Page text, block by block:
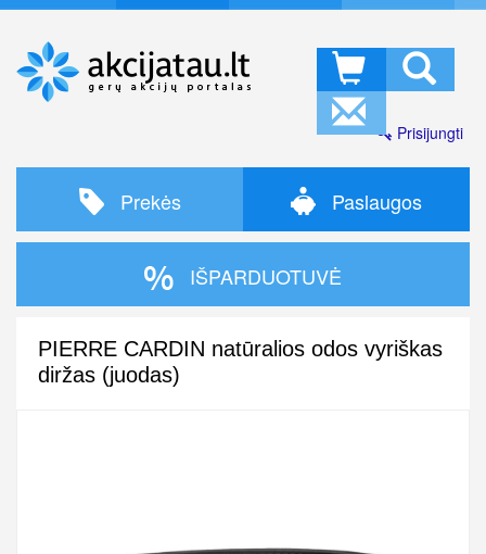
Prisijungti
Prekės Paslaugos
IŠPARDUOTUVĖ
PIERRE CARDIN natūralios odos vyriškas
diržas (juodas)